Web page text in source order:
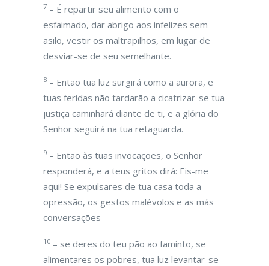
7 – É repartir seu alimento com o
esfaimado, dar abrigo aos infelizes sem
asilo, vestir os maltrapilhos, em lugar de
desviar-se de seu semelhante.
8 – Então tua luz surgirá como a aurora, e
tuas feridas não tardarão a cicatrizar-se tua
justiça caminhará diante de ti, e a glória do
Senhor seguirá na tua retaguarda.
9 – Então às tuas invocações, o Senhor
responderá, e a teus gritos dirá: Eis-me
aqui! Se expulsares de tua casa toda a
opressão, os gestos malévolos e as más
conversações
10 – se deres do teu pão ao faminto, se
alimentares os pobres, tua luz levantar-se-